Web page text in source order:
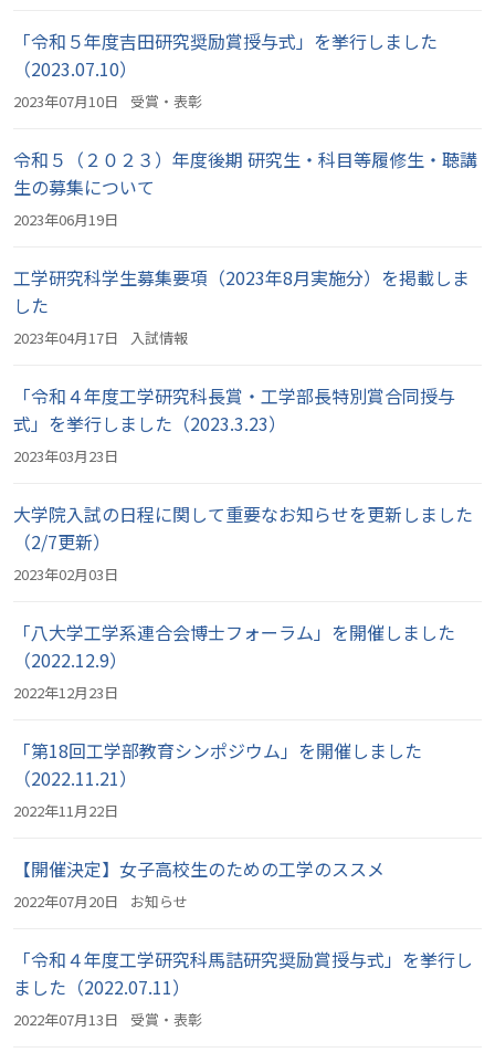
「令和５年度吉田研究奨励賞授与式」を挙行しました
（2023.07.10）
2023年07月10日 受賞・表彰
令和５（２０２３）年度後期 研究生・科目等履修生・聴講
生の募集について
2023年06月19日
工学研究科学生募集要項（2023年8月実施分）を掲載しま
した
2023年04月17日 入試情報
「令和４年度工学研究科長賞・工学部長特別賞合同授与
式」を挙行しました（2023.3.23）
2023年03月23日
大学院入試の日程に関して重要なお知らせを更新しました
（2/7更新）
2023年02月03日
「八大学工学系連合会博士フォーラム」を開催しました
（2022.12.9）
2022年12月23日
「第18回工学部教育シンポジウム」を開催しました
（2022.11.21）
2022年11月22日
【開催決定】女子高校生のための工学のススメ
2022年07月20日 お知らせ
「令和４年度工学研究科馬詰研究奨励賞授与式」を挙行し
ました（2022.07.11）
2022年07月13日 受賞・表彰